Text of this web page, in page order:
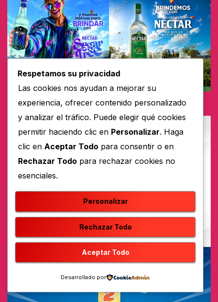
Respetamos su privacidad
Las cookies nos ayudan a mejorar su
experiencia, ofrecer contenido personalizado
y analizar el tráfico. Puede elegir qué cookies
permitir haciendo clic en Personalizar. Haga
clic en Aceptar Todo para consentir o en
Rechazar Todo para rechazar cookies no
esenciales.
Personalizar
Rechazar Todo
Aceptar Todo
Desarrollado por